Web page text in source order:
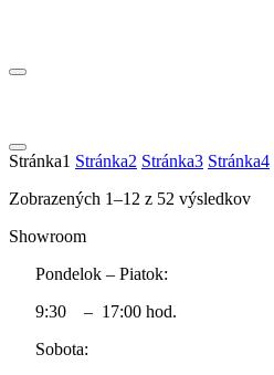
Stránka1 Stránka2 Stránka3 Stránka4
Zobrazených 1–12 z 52 výsledkov
Showroom
Pondelok – Piatok:
9:30 – 17:00 hod.
Sobota: